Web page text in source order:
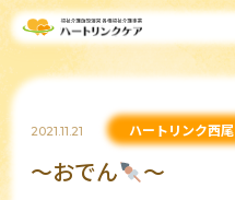
2021.11.21 ハートリンク西尾
～おでん ～